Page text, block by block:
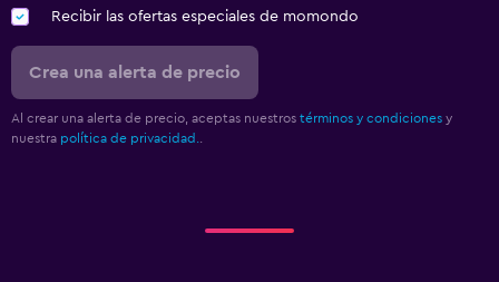
Recibir las ofertas especiales de momondo
Crea una alerta de precio
Al crear una alerta de precio, aceptas nuestros términos y condiciones y
nuestra política de privacidad.